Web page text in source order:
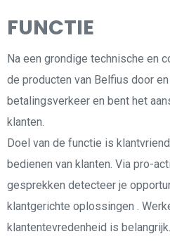
FUNCTIE
Na een grondige technische en
de producten van Belfius door en
betalingsverkeer en bent het
klanten.
Doel van de functie is
bedienen van klanten. Via pro-
gesprekken detecteer je
klantgerichte oplossingen .
klantentevredenheid is belangrijk.